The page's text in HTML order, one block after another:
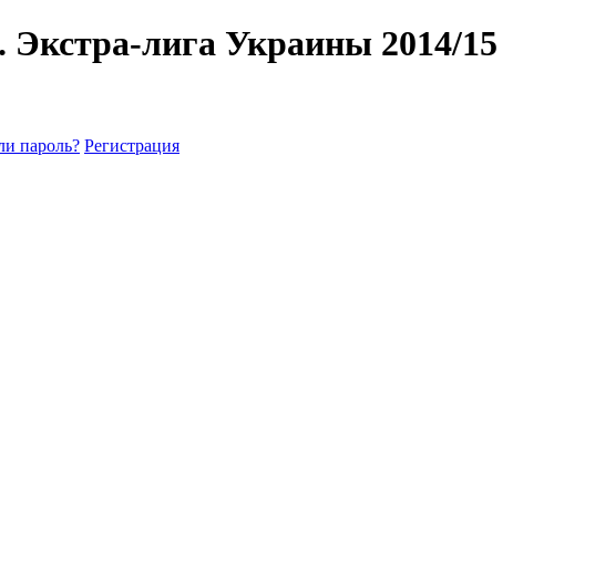
лига Украины 2014/15
пароль? Регистрация